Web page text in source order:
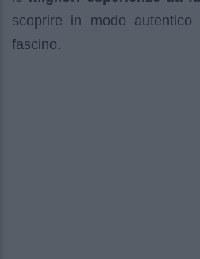
scoprire in modo
fascino.